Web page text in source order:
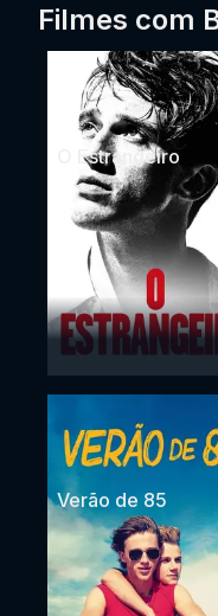
Filmes com
O Estrangeiro
Verão de 85